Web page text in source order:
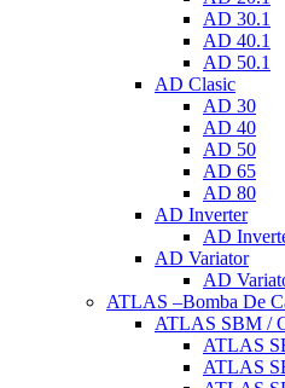
AD 30.1
AD 40.1
AD 50.1
AD Clasic
AD 30
AD 40
AD 50
AD 65
AD 80
AD Inverter
AD
AD Variator
AD
ATLAS –Bomba De
ATLAS SBM /
ATLAS
ATLAS